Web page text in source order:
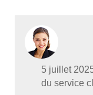
5 juillet
du service